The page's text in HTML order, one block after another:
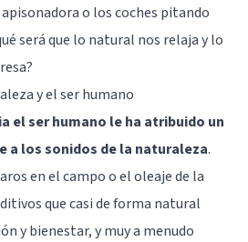
o los coches pitando
será que lo natural nos relaja y lo
y el ser humano
el ser humano le ha atribuido un
a los sonidos de la naturaleza.
en el campo o el oleaje de la
que casi de forma natural
y bienestar, y muy a menudo